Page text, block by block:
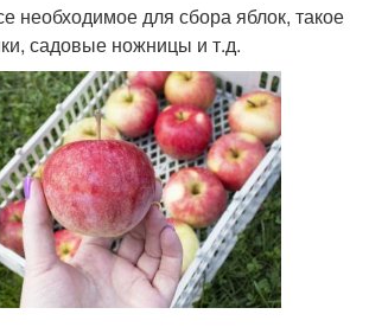
необходимое для сбора яблок, такое
садовые ножницы и т.д.